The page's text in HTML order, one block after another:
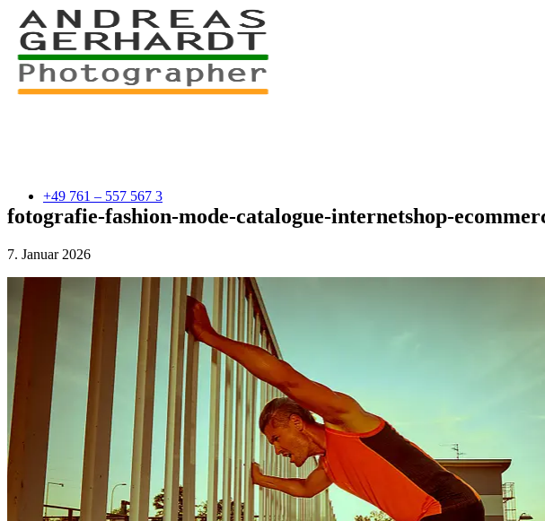
+49 761 – 557 567 3
myStory
Portfolio
People
fotografie-fashion-mode-catalogue-internetshop-
7. Januar 2026